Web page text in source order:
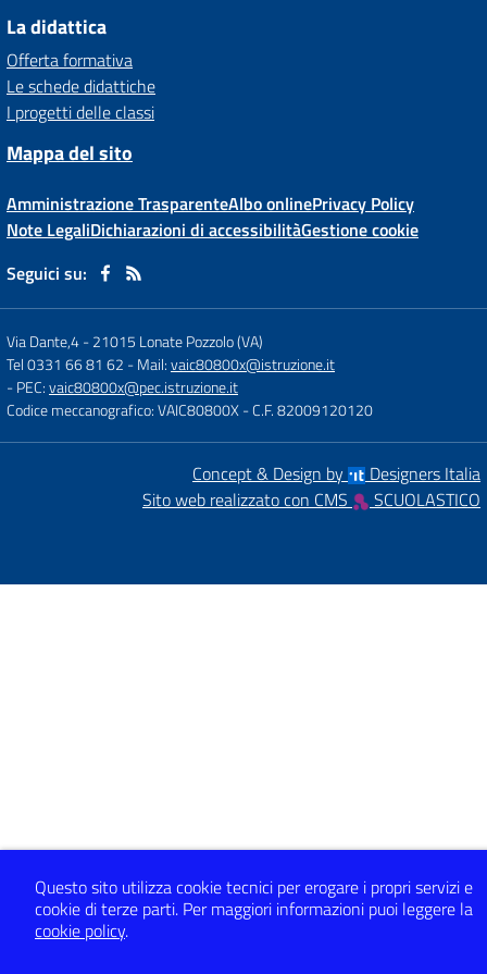
La didattica
Offerta formativa
Le schede didattiche
I progetti delle classi
Mappa del sito
Amministrazione TrasparenteAlbo onlinePrivacy Policy
Note LegaliDichiarazioni di accessibilitàGestione cookie
Seguici su:
Via Dante,4-21015 Lonate Pozzolo (VA)
Tel 0331 66 81 62 - Mail:vaic80800x@istruzione.it
- PEC:vaic80800x@pec.istruzione.it
Codice meccanografico: VAIC80800X- C.F. 82009120120
Concept & Design by
Designers Italia
Sito web realizzato con CMS
SCUOLASTICO
Questo sito utilizza cookie tecnici per erogare i propri servizi e
cookie di terze parti. Per maggiori informazioni puoi leggere la
cookie policy.